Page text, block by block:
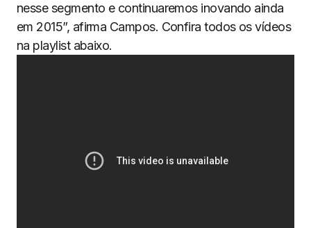
nesse segmento e continuaremos inovando ainda
em 2015”, afirma Campos. Confira todos os vídeos
na playlist abaixo.